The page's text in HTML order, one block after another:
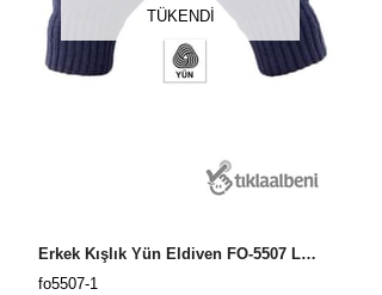
TÜKENDI
Erkek Kışlık Yün Eldiven FO-5507 Lacivert
fo5507-1